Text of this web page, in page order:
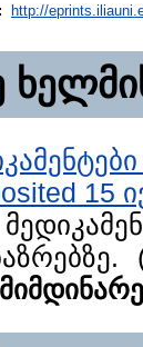
http://
15